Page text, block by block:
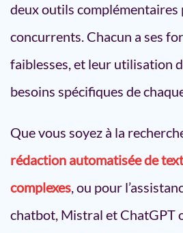
deux outils complémentaires
concurrents. Chacun a ses
faiblesses, et leur utilisation
besoins spécifiques de
Que vous soyez à la
rédaction automatisée de
complexes, ou pour
chatbot, Mistral et ChatGPT